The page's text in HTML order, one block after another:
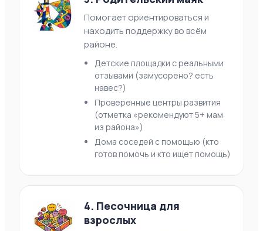
Помогает ориентироваться и
находить поддержку во всём
районе.
Детские площадки с реальными
отзывами (замусорено? есть
навес?)
Проверенные центры развития
(отметка «рекомендуют 5+ мам
из района»)
Дома соседей с помощью (кто
готов помочь и кто ищет помощь)
4. Песочница для
взрослых